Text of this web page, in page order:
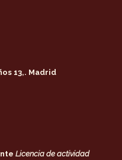
13,. Madrid
Licencia de actividad